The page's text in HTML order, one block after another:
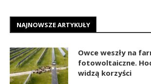
NAJNOWSZE ARTYKUŁY
Owce weszły na
fotowoltaiczne.
widzą korzyści